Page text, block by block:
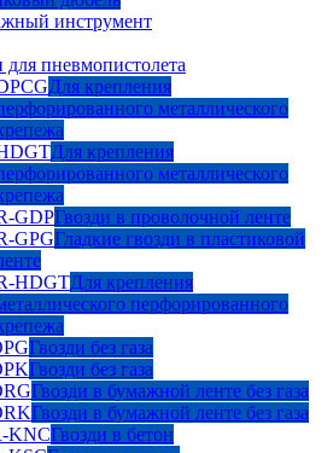
инструмент
для пневмопистолета
Для крепления
металлического
Для крепления
металлического
GDPГвозди в проволочной ленте
GPGГладкие гвозди в пластиковой
HDGTДля крепления
перфорированного
Гвозди без газа
Гвозди без газа
Гвозди в бумажной ленте без газа
Гвозди в бумажной ленте без газа
KNCГвозди в бетон